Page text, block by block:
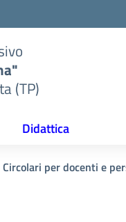
(TP)
Didattica
Circolari per docenti e